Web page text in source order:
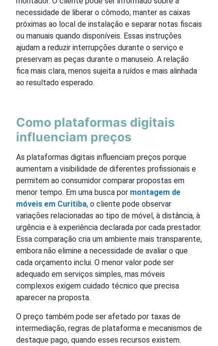
necessidade de liberar o cômodo, manter as caixas
próximas ao local de instalação e separar notas fiscais
ou manuais quando disponíveis. Essas instruções
ajudam a reduzir interrupções durante o serviço e
preservam as peças durante o manuseio. A relação
fica mais clara, menos sujeita a ruídos e mais alinhada
ao resultado esperado.
Como plataformas digitais
influenciam preços
As plataformas digitais influenciam preços porque
aumentam a visibilidade de diferentes profissionais e
permitem ao consumidor comparar propostas em
menor tempo. Em uma busca por montagem de
móveis em Curitiba, o cliente pode observar
variações relacionadas ao tipo de móvel, à distância, à
urgência e à experiência declarada por cada prestador.
Essa comparação cria um ambiente mais transparente,
embora não elimine a necessidade de avaliar o que
cada orçamento inclui. O menor valor pode ser
adequado em serviços simples, mas móveis
complexos exigem cuidado técnico que precisa
aparecer na proposta.
O preço também pode ser afetado por taxas de
intermediação, regras de plataforma e mecanismos de
destaque pago, quando esses recursos existem.